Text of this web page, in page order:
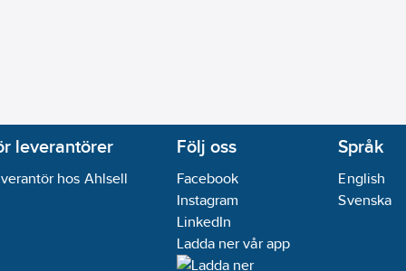
leverantörer
hos Ahlsell
Följ oss
Facebook
Instagram
LinkedIn
Ladda ner vår app
Språk
English
Svenska